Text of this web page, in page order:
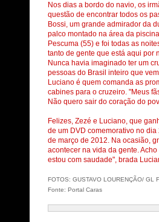
Nos dias a bordo do navio, os
questão de encontrar todos os
Bossi, um grande admirador da
palco montado na área da
Pescuma (55) e foi todas as
tanto de gente que está aqui por
Nunca havia imaginado ter um
pessoas do Brasil inteiro que
Luciano é quem comanda as
cabines para o cruzeiro. "Meus
Não quero sair do coração do
Felizes, Zezé e Luciano, que
de um DVD comemorativo no
de março de 2012. Na ocasião,
acontecer na vida da gente.
estou com saudade", brada
FOTOS: GUSTAVO LOURENÇÃO/ GL
Fonte: Portal Caras